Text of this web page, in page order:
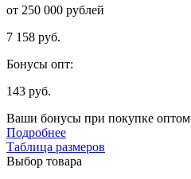
от 250 000 рублей
7 158 руб.
Бонусы опт:
143 руб.
Ваши бонусы при покупке оптом
Подробнее
Таблица размеров
Выбор товара